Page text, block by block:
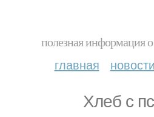
полезная информация
главная новости
Хлеб с